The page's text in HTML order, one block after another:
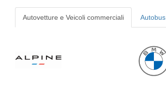
Autovetture e Veicoli commerciali Autobus